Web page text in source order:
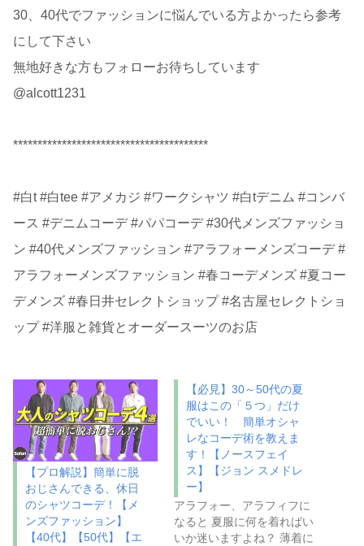
30、40代でファッションに悩んでいる方よかったら参考
にして下さい
無地好きな方もフォローお待ちしています
@alcott1231
****************************************
#白t #白tee #アメカジ #ワークシャツ #白tデニム #コンバ
ース #デニムコーデ #パパコーデ #30代メンズファッショ
ン #40代メンズファッション #アラフォーメンズコーデ #
アラフォーメンズファッション #春コーデメンズ #夏コー
デメンズ #春日井セレクトショップ #名古屋セレクトショ
ップ #洋服と雑貨とオーダースーツのお店
【プロ解説】簡単に脱
おじさんできる、休日
のシャツコーデ！【メ
ンズファッション】
【40代】【50代】【エ
【必見】30～50代の夏
服はこの「５つ」だけ
でいい！ 簡単オシャ
レなコーデ術を教えま
す！【ノースフェイ
ス】【ジョン スメドレ
ー】
アラフォー、アラフィフに
なると 夏服に何を着ればい
いか迷いますよね？ 薄着に